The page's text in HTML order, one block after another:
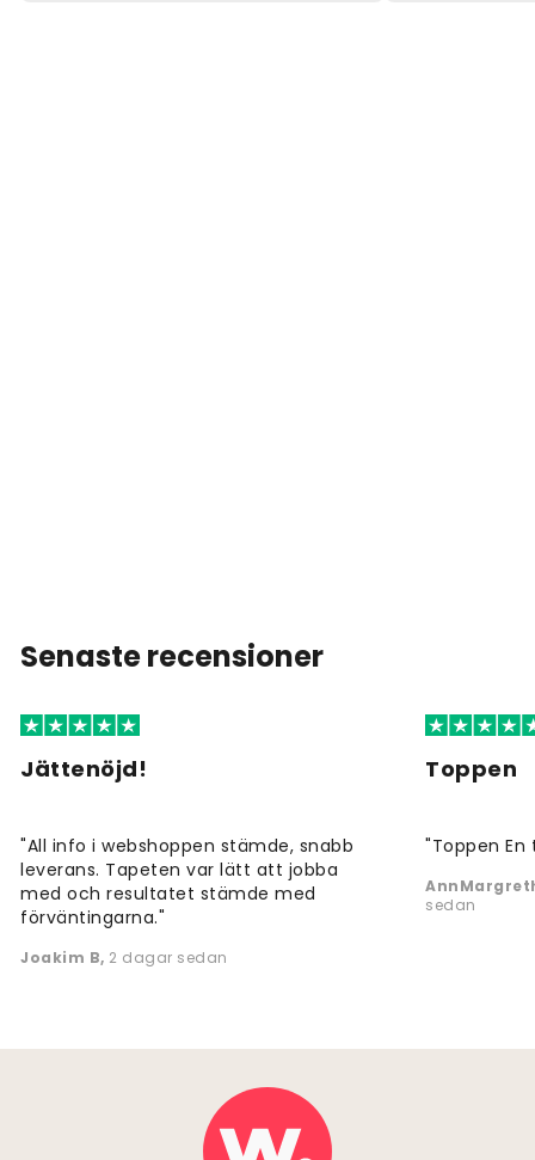
Senaste recensioner
Jättenöjd!
"All info i webshoppen stämde, snabb
leverans. Tapeten var lätt att jobba
med och resultatet stämde med
förväntingarna."
Joakim B, 2 dagar sedan
Toppen
"Toppen
sedan